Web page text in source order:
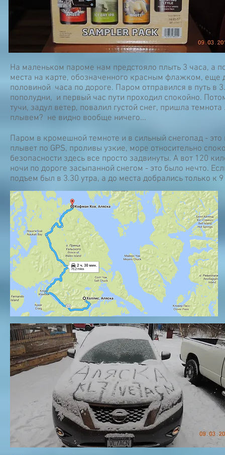
На маленьком пароме нам предстояло плыть 3 часа, а
места на карте, обозначенного красным флажком, еще
половиной часа по дороге. Паром отправился в путь в
пополудни, и первый час пути проходил спокойно.
тучи, задул ветер, повалил густой снег, пришла темнота
плывем? не видно вообще ничего...
Паром в кромешной темноте и в сильный снегопад -
плывет по GPS, проливы узкие, море относительно
безопасности здесь все просто задвинуты. А вот 120
ночи по дороге засыпанной снегом - это было нечто.
подъем был в 3.30 утра, а до места добрались только к